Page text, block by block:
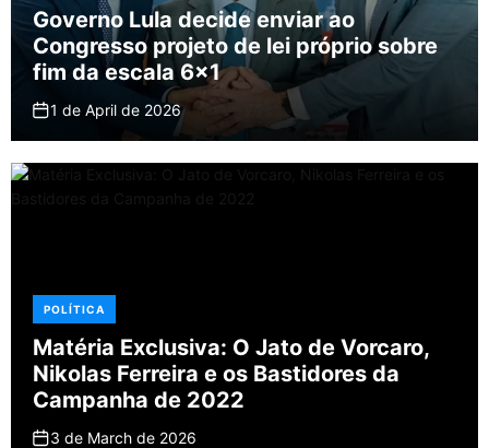
Governo Lula decide enviar ao
Congresso projeto de lei próprio sobre
fim da escala 6×1
1 de April de 2026
POLÍTICA
Matéria Exclusiva: O Jato de Vorcaro,
Nikolas Ferreira e os Bastidores da
Campanha de 2022
3 de March de 2026